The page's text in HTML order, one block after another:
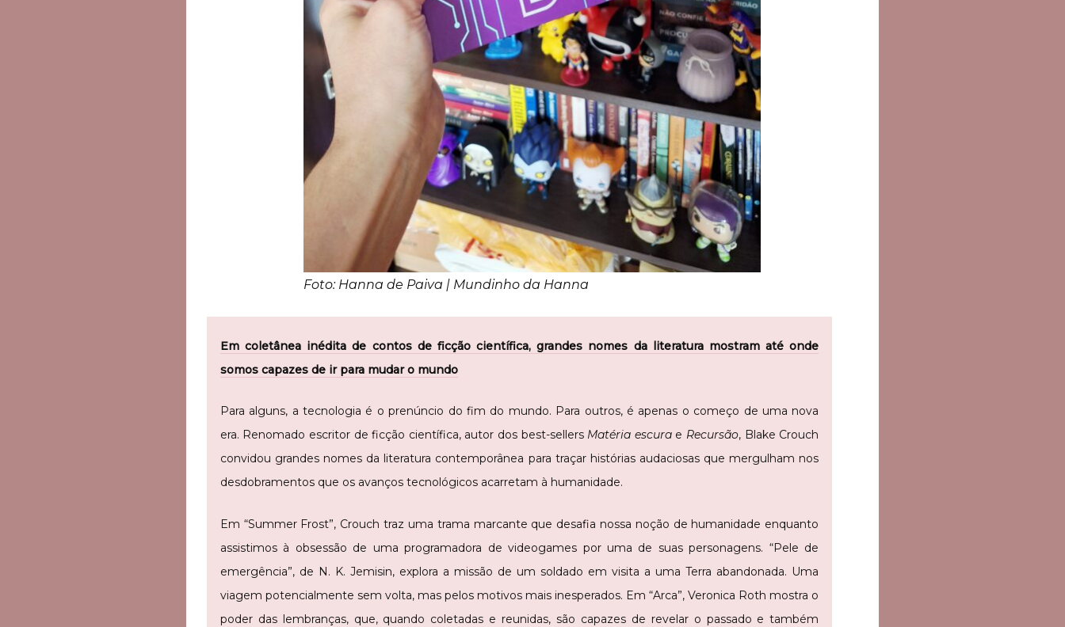
Foto: Hanna de Paiva | Mundinho da Hanna
Em coletânea inédita de contos de ficção científica, grandes nomes da literatura mostram até onde
somos capazes de ir para mudar o mundo
Para alguns, a tecnologia é o prenúncio do fim do mundo. Para outros, é apenas o começo de uma nova
era. Renomado escritor de ficção científica, autor dos best-sellers Matéria escurae Recursão, Blake Crouch
convidou grandes nomes da literatura contemporânea para traçar histórias audaciosas que mergulham nos
desdobramentos que os avanços tecnológicos acarretam à humanidade.
Em “Summer Frost”, Crouch traz uma trama marcante que desafia nossa noção de humanidade enquanto
assistimos à obsessão de uma programadora de videogames por uma de suas personagens. “Pele de
emergência”, de N. K. Jemisin, explora a missão de um soldado em visita a uma Terra abandonada. Uma
viagem potencialmente sem volta, mas pelos motivos mais inesperados. Em “Arca”, Veronica Roth mostra o
poder das lembranças, que, quando coletadas e reunidas, são capazes de revelar o passado e também